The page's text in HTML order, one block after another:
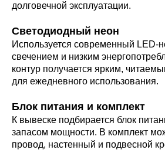
долговечной эксплуатации.
Светодиодный неон
Используется современный LED-
свечением и низким
контур получается ярким,
для ежедневного использования.
Блок питания и комплект
К вывеске подбирается блок
запасом мощности. В комплект
провод, настенный и подвесной